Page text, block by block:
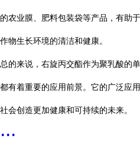
的农业膜、肥料包装袋等产品，有助
作物生长环境的清洁和健康。
总的来说，右旋丙交酯作为聚乳酸的
都有着重要的应用前景。它的广泛应
社会创造更加健康和可持续的未来。
...